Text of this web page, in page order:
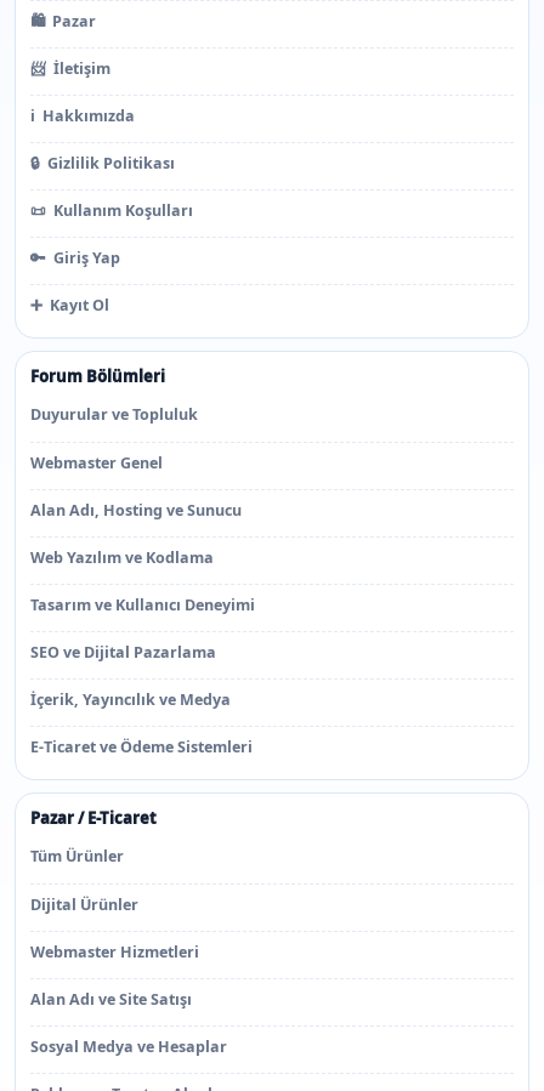
🛍️ Pazar
📨 İletişim
ℹ️ Hakkımızda
🔒 Gizlilik Politikası
📜 Kullanım Koşulları
🔑 Giriş Yap
➕ Kayıt Ol
Forum Bölümleri
Duyurular ve Topluluk
Webmaster Genel
Alan Adı, Hosting ve Sunucu
Web Yazılım ve Kodlama
Tasarım ve Kullanıcı Deneyimi
SEO ve Dijital Pazarlama
İçerik, Yayıncılık ve Medya
E-Ticaret ve Ödeme Sistemleri
Pazar / E-Ticaret
Tüm Ürünler
Dijital Ürünler
Webmaster Hizmetleri
Alan Adı ve Site Satışı
Sosyal Medya ve Hesaplar